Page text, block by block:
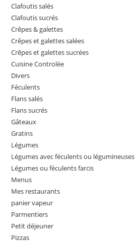
Clafoutis salés
Clafoutis sucrés
Crêpes & galettes
Crêpes et galettes salées
Crêpes et galettes sucrées
Cuisine Controlée
Divers
Féculents
Flans salés
Flans sucrés
Gâteaux
Gratins
Légumes
Légumes avec féculents ou légumineuses
Légumes ou féculents farcis
Menus
Mes restaurants
panier vapeur
Parmentiers
Petit déjeuner
Pizzas